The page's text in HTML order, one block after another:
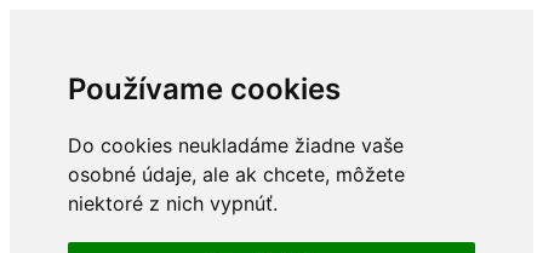
Používame cookies
Do cookies neukladáme žiadne vaše
osobné údaje, ale ak chcete, môžete
niektoré z nich vypnúť.